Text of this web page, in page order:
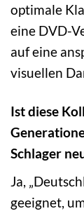
optimale
eine DVD-
auf eine
visuellen
Ist diese
Schlager
Ja,
geeignet,